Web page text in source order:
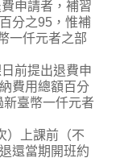
申請者，補習
分之95 ，惟補
一仟元者之部
前提出退費申
費用總額百分
新臺幣一仟元者
）上課前（不
還當期開班約